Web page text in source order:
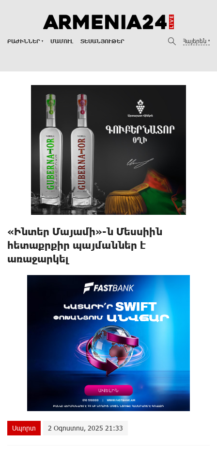
ԲԱԺԻՆՆԵՐ ՄԱՄՈՒԼ ՏԵՍԱՆՅՈՒԹԵՐ Հայերեն
«Ինտեր Մայամի»-ն Մեսսիին
հետաքրքիր պայմաններ է
առաջարկել
Սպորտ 2 Օգոստոս, 2025 21:33